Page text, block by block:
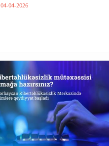
04-04-2026